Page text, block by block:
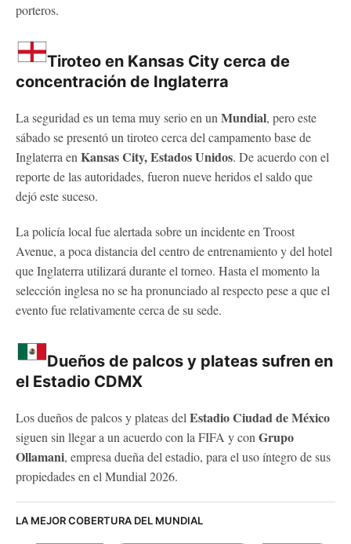
porteros.
Tiroteo en Kansas City cerca de
concentración de Inglaterra
La seguridad es un tema muy serio en un Mundial, pero este
sábado se presentó un tiroteo cerca del campamento base de
Inglaterra en Kansas City, Estados Unidos. De acuerdo con el
reporte de las autoridades, fueron nueve heridos el saldo que
dejó este suceso.
La policía local fue alertada sobre un incidente en Troost
Avenue, a poca distancia del centro de entrenamiento y del hotel
que Inglaterra utilizará durante el torneo. Hasta el momento la
selección inglesa no se ha pronunciado al respecto pese a que el
evento fue relativamente cerca de su sede.
Dueños de palcos y plateas sufren en
el Estadio CDMX
Los dueños de palcos y plateas del Estadio Ciudad de México
siguen sin llegar a un acuerdo con la FIFA y con Grupo
Ollamani, empresa dueña del estadio, para el uso íntegro de sus
propiedades en el Mundial 2026.
LA MEJOR COBERTURA DEL MUNDIAL